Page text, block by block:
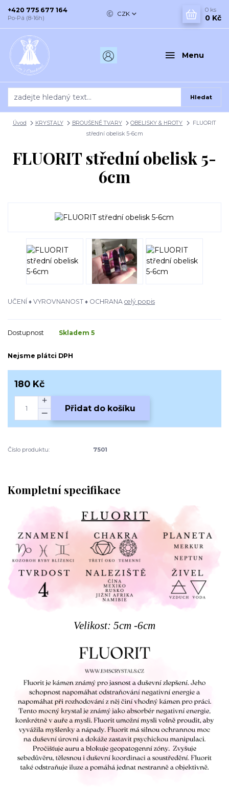
Menu
CZK
Hledat
+420 775 677 164
Po-Pá (8-16h)
0 ks
0 Kč
Úvod KRYSTALY BROUŠENÉ TVARY OBELISKY & HROTY
FLUORIT
střední obelisk 5-6cm
FLUORIT střední obelisk 5-
6cm
UČENÍ ♦ VYROVNANOST ♦ OCHRANA celý popis
Dostupnost Skladem 5
Nejsme plátci DPH
180 Kč
Přidat do košíku
Číslo produktu: 7501
Kompletní specifikace
Velikost: 5cm -6cm